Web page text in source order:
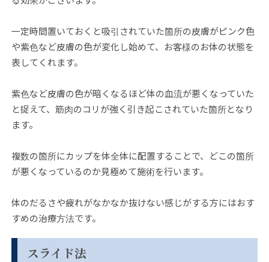
一定時間置いておくと吸引されていた箇所の皮膚がピンク色
や紫色など皮膚の色が変化し始めて、お客様のお体の状態を
表してくれます。
紫色など皮膚の色が暗くなるほど体の血流が悪くなっていた
と捉えて、筋肉のコリが強く引き起こされていた箇所となり
ます。
複数の箇所にカップを体全体に配置することで、どこの箇所
が悪くなっているのか見極めて施術を行います。
体のだるさや疲れがなかなか抜けない感じがする方にはおす
すめの治療方法です。
スライド法